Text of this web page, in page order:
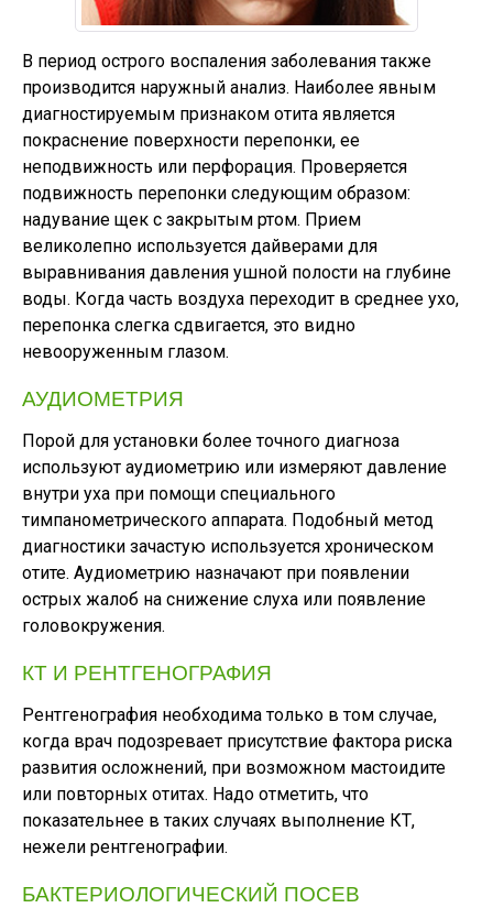
В период острого воспаления заболевания также
производится наружный анализ. Наиболее явным
диагностируемым признаком отита является
покраснение поверхности перепонки, ее
неподвижность или перфорация. Проверяется
подвижность перепонки следующим образом:
надувание щек с закрытым ртом. Прием
великолепно используется дайверами для
выравнивания давления ушной полости на глубине
воды. Когда часть воздуха переходит в среднее ухо,
перепонка слегка сдвигается, это видно
невооруженным глазом.
АУДИОМЕТРИЯ
Порой для установки более точного диагноза
используют аудиометрию или измеряют давление
внутри уха при помощи специального
тимпанометрического аппарата. Подобный метод
диагностики зачастую используется хроническом
отите. Аудиометрию назначают при появлении
острых жалоб на снижение слуха или появление
головокружения.
КТ И РЕНТГЕНОГРАФИЯ
Рентгенография необходима только в том случае,
когда врач подозревает присутствие фактора риска
развития осложнений, при возможном мастоидите
или повторных отитах. Надо отметить, что
показательнее в таких случаях выполнение КТ,
нежели рентгенографии.
БАКТЕРИОЛОГИЧЕСКИЙ ПОСЕВ